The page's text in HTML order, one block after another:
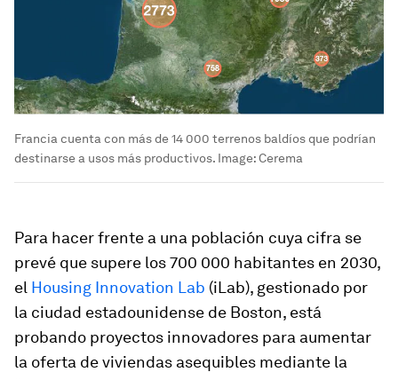
Francia cuenta con más de 14 000 terrenos baldíos que podrían
destinarse a usos más productivos. Image:Cerema
Para hacer frente a una población cuya cifra se
prevé que supere los 700 000 habitantes en 2030,
el Housing Innovation Lab (iLab), gestionado por
la ciudad estadounidense de Boston, está
probando proyectos innovadores para aumentar
la oferta de viviendas asequibles mediante la